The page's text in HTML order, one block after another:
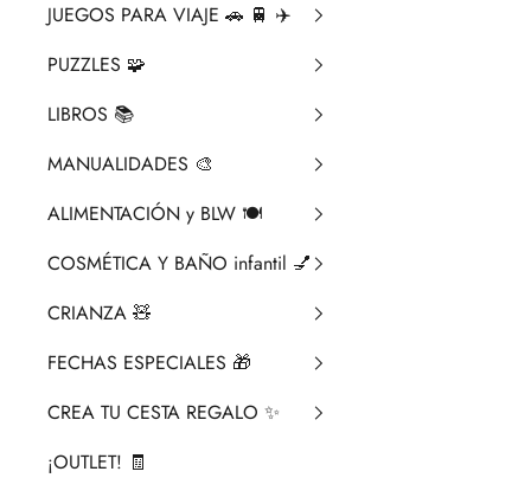
JUEGOS PARA VIAJE 🚗 🚆 ✈️
PUZZLES 🧩
LIBROS 📚​
MANUALIDADES 🎨​
ALIMENTACIÓN y BLW 🍽️
COSMÉTICA Y BAÑO infantil 💅
CRIANZA ​🧸​
FECHAS ESPECIALES 🎁
CREA TU CESTA REGALO ✨
¡OUTLET! 🧾